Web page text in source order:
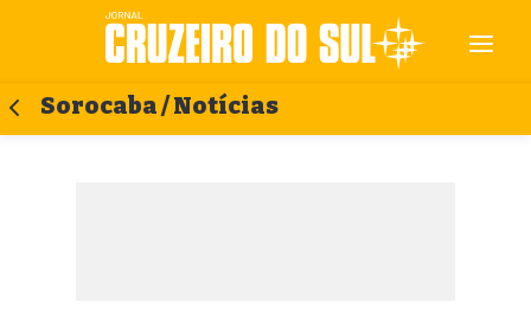
Sorocaba / Notícias